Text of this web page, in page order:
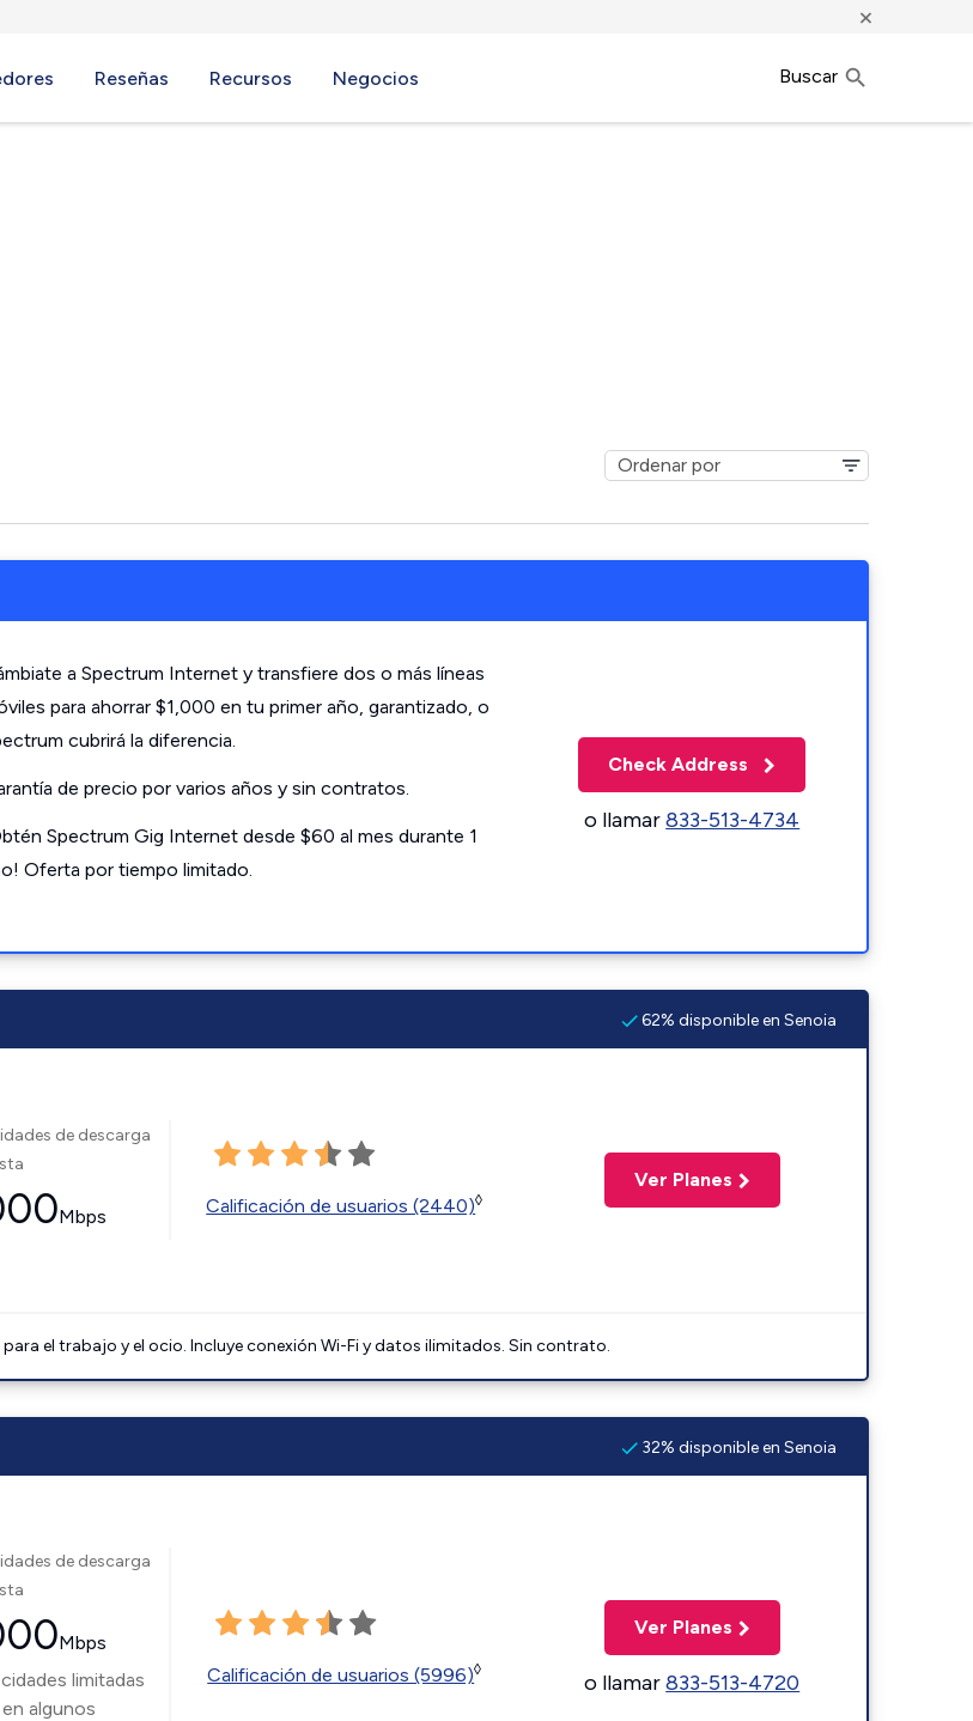
×
Reseñas Recursos Negocios Buscar
a Spectrum Internet y transfiere dos o más líneas
para ahorrar $1,000 en tu primer año, garantizado, o
cubrirá la diferencia.
de precio por varios años y sin contratos.
Spectrum Gig Internet desde $60 al mes durante 1
Oferta por tiempo limitado.
Check Address
o llamar833-513-4734
62% disponible en Senoia
de descarga
Mbps Calificación de usuarios (2440)◊
Ver Planes
el trabajo y el ocio. Incluye conexión Wi-Fi y datos ilimitados. Sin contrato.
32% disponible en Senoia
de descarga
Mbps
limitadas
algunos
Calificación de usuarios (5996)◊
Ver Planes
o llamar833-513-4720